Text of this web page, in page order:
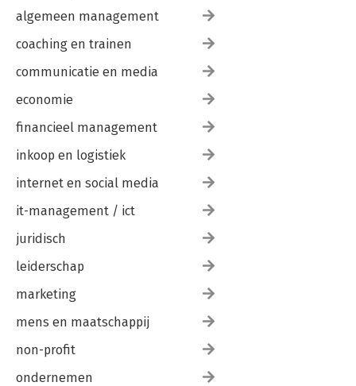
algemeen management
coaching en trainen
communicatie en media
economie
financieel management
inkoop en logistiek
internet en social media
it-management / ict
juridisch
leiderschap
marketing
mens en maatschappij
non-profit
ondernemen